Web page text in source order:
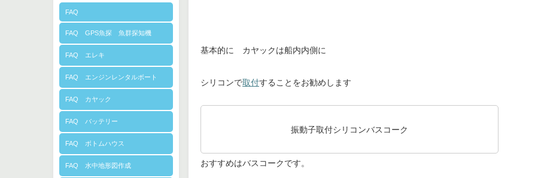
FAQ
FAQ GPS魚探 魚群探知機
FAQ エレキ
FAQ エンジンレンタルボート
FAQ カヤック
FAQ バッテリー
FAQ ボトムハウス
FAQ 水中地形図作成
基本的に カヤックは船内内側に
シリコンで取付することをお勧めします
振動子取付シリコンバスコーク
おすすめはバスコークです。